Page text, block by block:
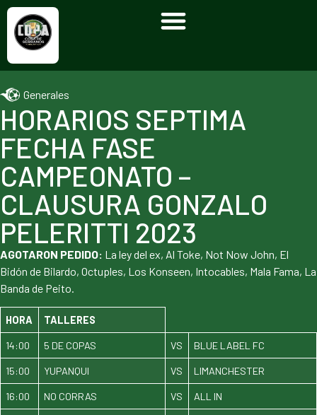
Generales
HORARIOS SEPTIMA
FECHA FASE
CAMPEONATO –
CLAUSURA GONZALO
PELERITTI 2023
AGOTARON PEDIDO: La ley del ex, Al Toke, Not Now John, El
Bidón de Bilardo, Octuples, Los Konseen, Intocables, Mala Fama, La
Banda de Peito.
HORA TALLERES
14:00 5 DE COPAS VS BLUE LABEL FC
15:00 YUPANQUI VS LIMANCHESTER
16:00 NO CORRAS VS ALL IN